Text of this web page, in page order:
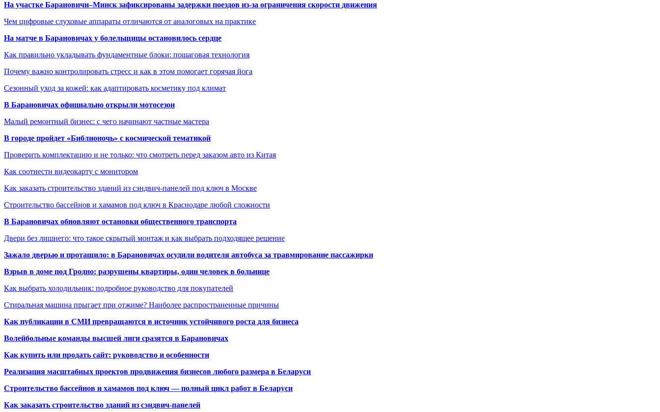
На участке Барановичи–Минск зафиксированы задержки поездов из-за ограничения скорости движения
Чем цифровые слуховые аппараты отличаются от аналоговых на практике
На матче в Барановичах у болельщицы остановилось сердце
Как правильно укладывать фундаментные блоки: пошаговая технология
Почему важно контролировать стресс и как в этом помогает горячая йога
Сезонный уход за кожей: как адаптировать косметику под климат
В Барановичах официально открыли мотосезон
Малый ремонтный бизнес: с чего начинают частные мастера
В городе пройдет «Библионочь» с космической тематикой
Проверить комплектацию и не только: что смотреть перед заказом авто из Китая
Как соотнести видеокарту с монитором
Как заказать строительство зданий из сэндвич-панелей под ключ в Москве
Строительство бассейнов и хамамов под ключ в Краснодаре любой сложности
В Барановичах обновляют остановки общественного транспорта
Двери без лишнего: что такое скрытый монтаж и как выбрать подходящее решение
Зажало дверью и протащило: в Барановичах осудили водителя автобуса за травмирование пассажирки
Взрыв в доме под Гродно: разрушены квартиры, один человек в больнице
Как выбрать холодильник: подробное руководство для покупателей
Стиральная машина прыгает при отжиме? Наиболее распространенные причины
Как публикации в СМИ превращаются в источник устойчивого роста для бизнеса
Волейбольные команды высшей лиги сразятся в Барановичах
Как купить или продать сайт: руководство и особенности
Реализация масштабных проектов продвижения бизнесов любого размера в Беларуси
Строительство бассейнов и хамамов под ключ — полный цикл работ в Беларуси
Как заказать строительство зданий из сэндвич-панелей